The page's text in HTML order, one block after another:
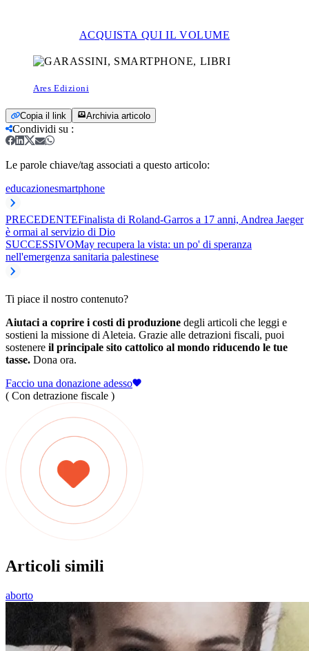
ACQUISTA QUI IL VOLUME
Ares Edizioni
Copia il link Archivia articolo
Condividi su :
Le parole chiave/tag associati a questo articolo:
educazionesmartphone
PRECEDENTEFinalista di Roland-Garros a 17 anni, Andrea Jaeger
è ormai al servizio di Dio
SUCCESSIVOMay recupera la vista: un po' di speranza
nell'emergenza sanitaria palestinese
Ti piace il nostro contenuto?
Aiutaci a coprire i costi di produzione degli articoli che leggi e
sostieni la missione di Aleteia. Grazie alle detrazioni fiscali, puoi
sostenere il principale sito cattolico al mondo riducendo le tue
tasse. Dona ora.
Faccio una donazione adesso
( Con detrazione fiscale )
Articoli simili
aborto